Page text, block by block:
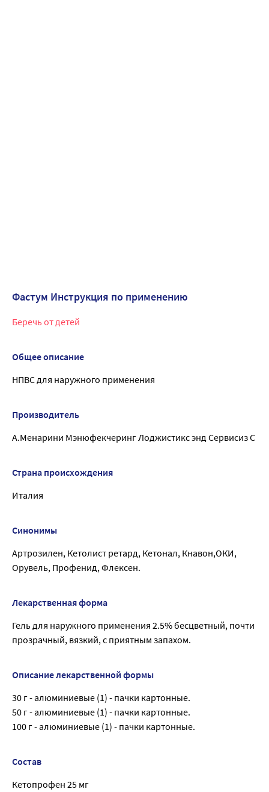
Фастум Инструкция по применению
Беречь от детей
Общее описание
НПВС для наружного применения
Производитель
А.Менарини Мэнюфекчеринг Лоджистикс энд Сервисиз С
Страна происхождения
Италия
Синонимы
Артрозилен, Кетолист ретард, Кетонал, Кнавон,ОКИ,
Орувель, Профенид, Флексен.
Лекарственная форма
Гель для наружного применения 2.5% бесцветный, почти
прозрачный, вязкий, с приятным запахом.
Описание лекарственной формы
30 г - алюминиевые (1) - пачки картонные.
50 г - алюминиевые (1) - пачки картонные.
100 г - алюминиевые (1) - пачки картонные.
Состав
Кетопрофен 25 мг